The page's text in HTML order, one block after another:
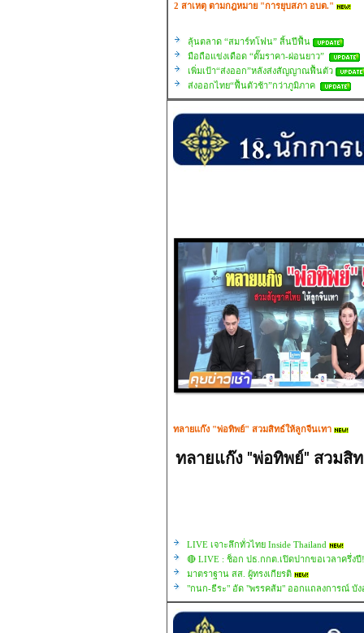
2 สาเหตุ ตามกฎหมาย "การยุบสภา อบต."
ลุ้นตลาด “สมาร์ทโฟน” สิ้นปีฟื้น
มือถือแข่งเดือด “ดั๊มราคา-ผ่อนยาว”
เพิ่มเป้า“ส่งออก”หลังส่งสัญญาณฟื้นตัว
ส่งออกไทย“ฟื้นตัวช้า”กว่าภูมิภาค
ทลายแก๊ง "พ่อทิพย์" สวมสิทธ์ให้ลูกจีนเทา
ทลายแก๊ง "พ่อทิพย์" สวมสิ
LIVE เจาะลึกทั่วไทย Inside Thailand
🔴 LIVE : ช็อก ปธ.กกต.เปิดปากขอเวลาครึ่ง
มาตราฐาน สส. ผู้ทรงเกียรติ
"กนก-ธีระ" อัด "พรรคส้ม" ออกแถลงการณ์ บั